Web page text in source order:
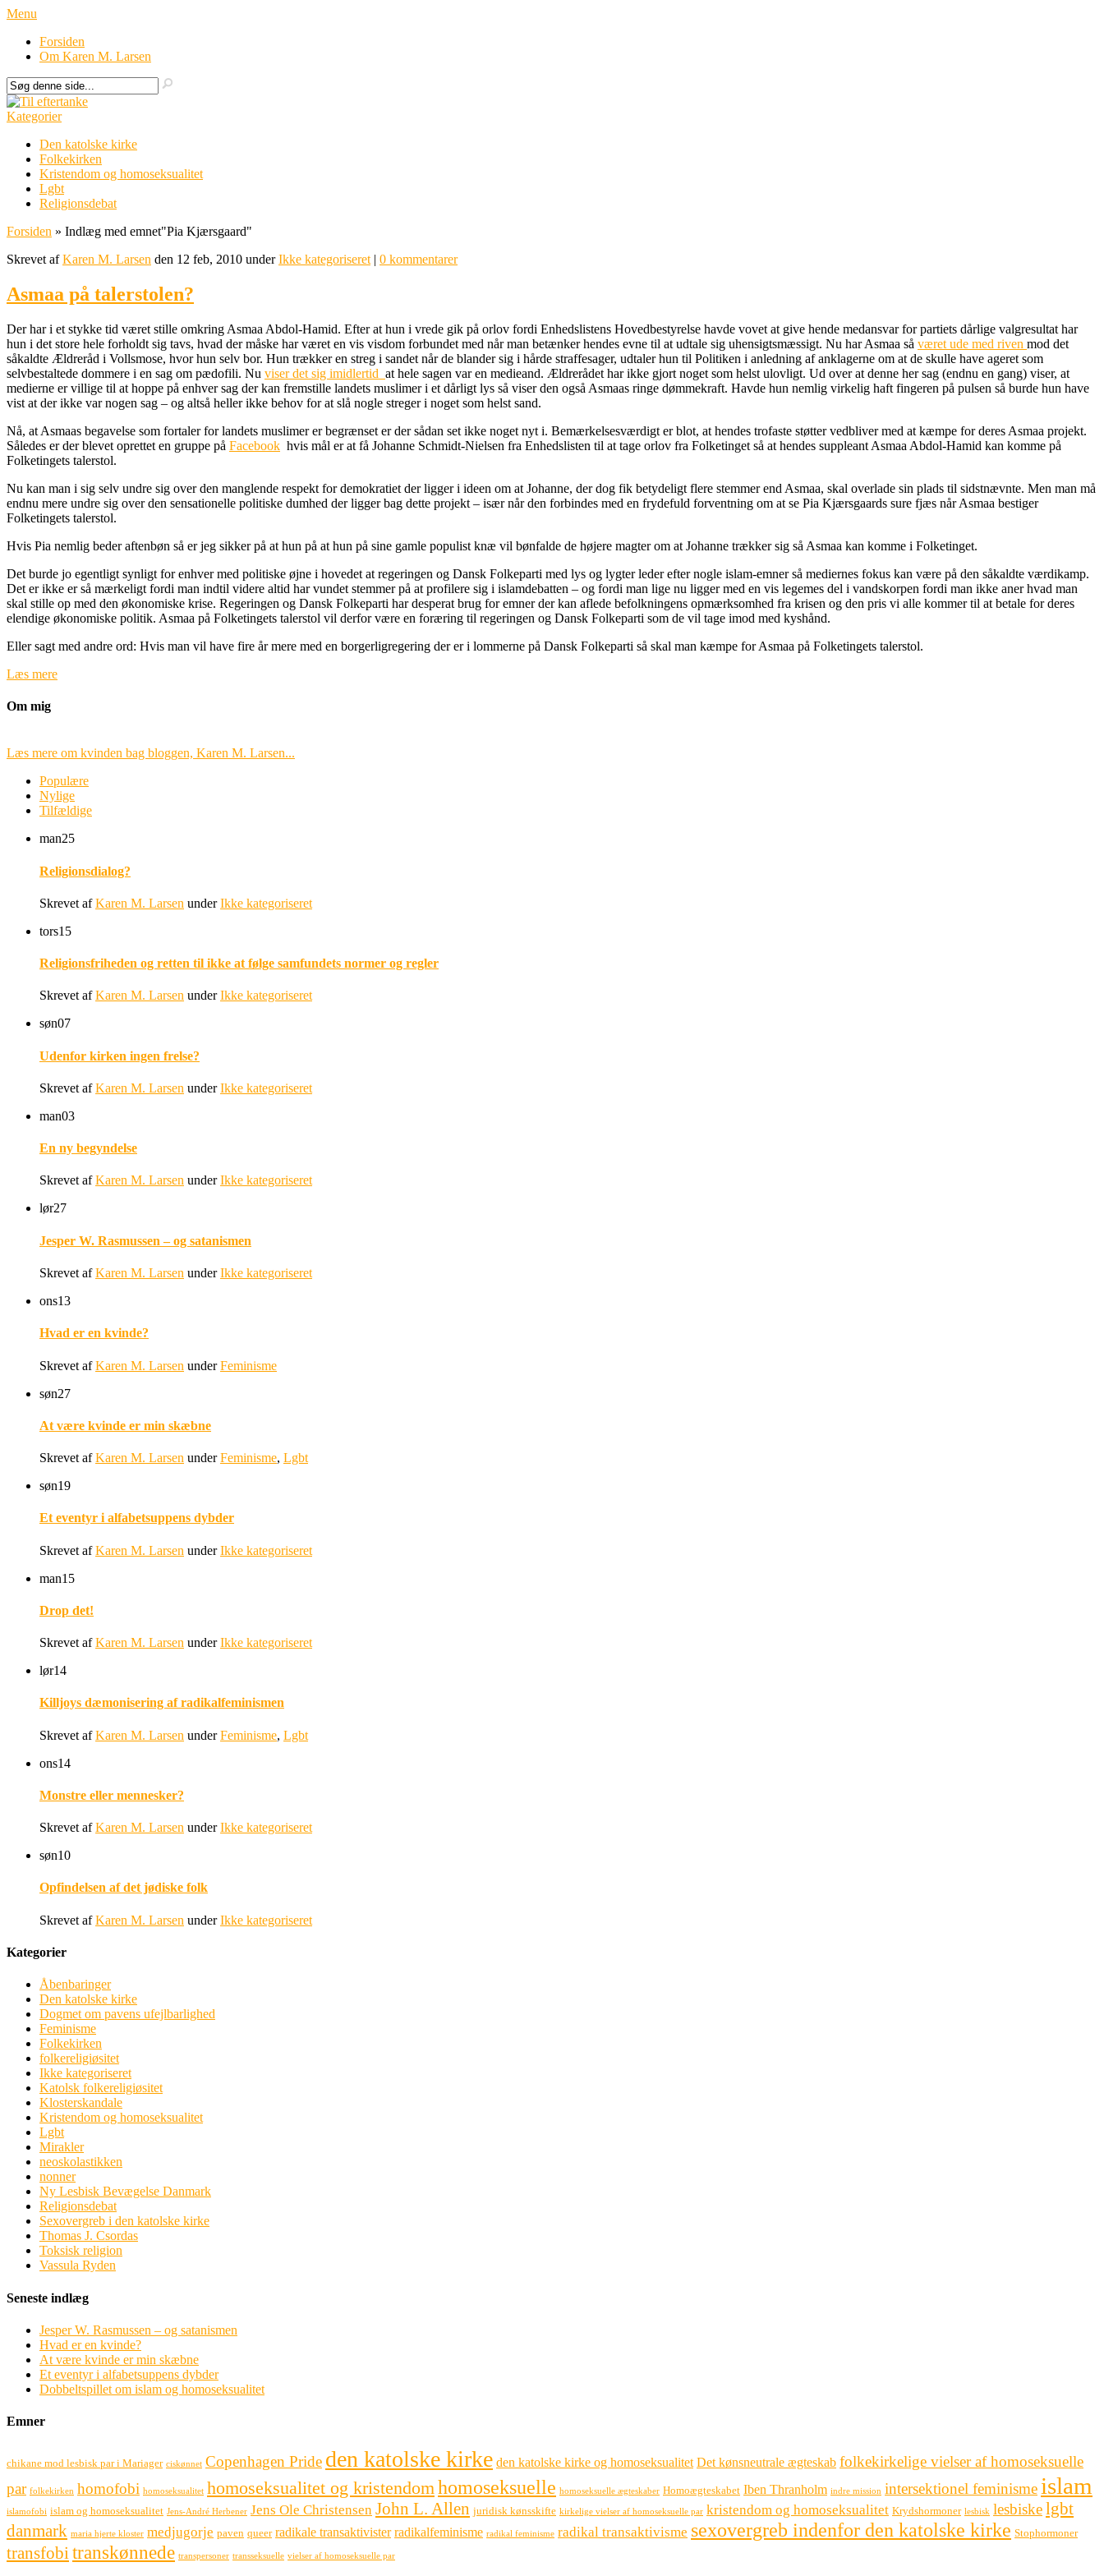
Menu
Forsiden
Om Karen M. Larsen
Kategorier
Den katolske kirke
Folkekirken
Kristendom og homoseksualitet
Lgbt
Religionsdebat
Forsiden » Indlæg med emnet"Pia Kjærsgaard"
Skrevet afKaren M. Larsen den 12 feb, 2010 underIkke kategoriseret | 0 kommentarer
Asmaa på talerstolen?
Der har i et stykke tid været stille omkring Asmaa Abdol-Hamid. Efter at hun i vrede gik på orlov fordi Enhedslistens Hovedbestyrelse havde vovet at give hende medansvar for partiets dårlige valgresultat har
hun i det store hele forholdt sig tavs, hvad der måske har været en vis visdom forbundet med når man betænker hendes evne til at udtale sig uhensigtsmæssigt. Nu har Asmaa så været ude med riven mod det
såkaldte Ældreråd i Vollsmose, hvor hun selv bor. Hun trækker en streg i sandet når de blander sig i hårde straffesager, udtaler hun til Politiken i anledning af anklagerne om at de skulle have ageret som
selvbestaltede dommere i en sag om pædofili. Nu viser det sig imidlertid at hele sagen var en medieand. Ældrerådet har ikke gjort noget som helst ulovligt. Ud over at denne her sag (endnu en gang) viser, at
medierne er villige til at hoppe på enhver sag der kan fremstille landets muslimer i et dårligt lys så viser den også Asmaas ringe dømmekraft. Havde hun nemlig virkelig haft fingeren på pulsen så burde hun have
vist at der ikke var nogen sag – og altså heller ikke behov for at slå nogle streger i noget som helst sand.
Nå, at Asmaas begavelse som fortaler for landets muslimer er begrænset er der sådan set ikke noget nyt i. Bemærkelsesværdigt er blot, at hendes trofaste støtter vedbliver med at kæmpe for deres Asmaa projekt.
Således er der blevet oprettet en gruppe på Facebook hvis mål er at få Johanne Schmidt-Nielsen fra Enhedslisten til at tage orlov fra Folketinget så at hendes suppleant Asmaa Abdol-Hamid kan komme på
Folketingets talerstol.
Nu kan man i sig selv undre sig over den manglende respekt for demokratiet der ligger i ideen om at Johanne, der dog fik betydeligt flere stemmer end Asmaa, skal overlade sin plads til sidstnævnte. Men man må
endnu mere undre sig over den sensationelle politiske dumhed der ligger bag dette projekt – især når den forbindes med en frydefuld forventning om at se Pia Kjærsgaards sure fjæs når Asmaa bestiger
Folketingets talerstol.
Hvis Pia nemlig beder aftenbøn så er jeg sikker på at hun på at hun på sine gamle populist knæ vil bønfalde de højere magter om at Johanne trækker sig så Asmaa kan komme i Folketinget.
Det burde jo egentligt synligt for enhver med politiske øjne i hovedet at regeringen og Dansk Folkeparti med lys og lygter leder efter nogle islam-emner så mediernes fokus kan være på den såkaldte værdikamp.
Det er ikke er så mærkeligt fordi man indtil videre altid har vundet stemmer på at profilere sig i islamdebatten – og fordi man lige nu ligger med en vis legemes del i vandskorpen fordi man ikke aner hvad man
skal stille op med den økonomiske krise. Regeringen og Dansk Folkeparti har desperat brug for emner der kan aflede befolkningens opmærksomhed fra krisen og den pris vi alle kommer til at betale for deres
elendige økonomiske politik. Asmaa på Folketingets talerstol vil derfor være en foræring til regeringen og Dansk Folkeparti som de vil tage imod med kyshånd.
Eller sagt med andre ord: Hvis man vil have fire år mere med en borgerligregering der er i lommerne på Dansk Folkeparti så skal man kæmpe for Asmaa på Folketingets talerstol.
Læs mere
Om mig
Læs mere om kvinden bag bloggen, Karen M. Larsen...
Populære
Nylige
Tilfældige
man25
Religionsdialog?
Skrevet afKaren M. Larsen underIkke kategoriseret
tors15
Religionsfriheden og retten til ikke at følge samfundets normer og regler
Skrevet afKaren M. Larsen underIkke kategoriseret
søn07
Udenfor kirken ingen frelse?
Skrevet afKaren M. Larsen underIkke kategoriseret
man03
En ny begyndelse
Skrevet afKaren M. Larsen underIkke kategoriseret
lør27
Jesper W. Rasmussen – og satanismen
Skrevet afKaren M. Larsen underIkke kategoriseret
ons13
Hvad er en kvinde?
Skrevet afKaren M. Larsen underFeminisme
søn27
At være kvinde er min skæbne
Skrevet afKaren M. Larsen underFeminisme, Lgbt
søn19
Et eventyr i alfabetsuppens dybder
Skrevet afKaren M. Larsen underIkke kategoriseret
man15
Drop det!
Skrevet afKaren M. Larsen underIkke kategoriseret
lør14
Killjoys dæmonisering af radikalfeminismen
Skrevet afKaren M. Larsen underFeminisme, Lgbt
ons14
Monstre eller mennesker?
Skrevet afKaren M. Larsen underIkke kategoriseret
søn10
Opfindelsen af det jødiske folk
Skrevet afKaren M. Larsen underIkke kategoriseret
Kategorier
Åbenbaringer
Den katolske kirke
Dogmet om pavens ufejlbarlighed
Feminisme
Folkekirken
folkereligiøsitet
Ikke kategoriseret
Katolsk folkereligiøsitet
Klosterskandale
Kristendom og homoseksualitet
Lgbt
Mirakler
neoskolastikken
nonner
Ny Lesbisk Bevægelse Danmark
Religionsdebat
Sexovergreb i den katolske kirke
Thomas J. Csordas
Toksisk religion
Vassula Ryden
Seneste indlæg
Jesper W. Rasmussen – og satanismen
Hvad er en kvinde?
At være kvinde er min skæbne
Et eventyr i alfabetsuppens dybder
Dobbeltspillet om islam og homoseksualitet
Emner
chikane mod lesbisk par i Mariager ciskønnet Copenhagen Pride den katolske kirke den katolske kirke og homoseksualitet Det kønsneutrale ægteskab folkekirkelige vielser af homoseksuelle
par folkekirken homofobi homoseksualitet homoseksualitet og kristendomhomoseksuelle homoseksuelle ægteskaber Homoægteskabet Iben Thranholm indre mission intersektionel feminisme islam
islamofobi islam og homoseksualitet Jens-André Herbener Jens Ole Christensen John L. Allen juridisk kønsskifte kirkelige vielser af homoseksuelle par kristendom og homoseksualitet Krydshormoner lesbisk lesbiskelgbt
danmark maria hjerte kloster medjugorje paven queer radikale transaktivister radikalfeminisme radikal feminisme radikal transaktivisme sexovergreb indenfor den katolske kirke Stophormoner
transfobi transkønnede transpersoner transseksuelle vielser af homoseksuelle par